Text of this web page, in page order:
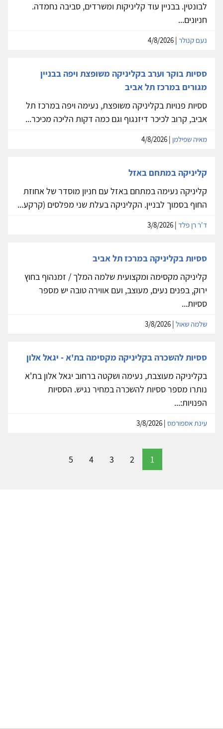
לבונטין. בבניין עוד קליניקות ומשרדים, סביבה נחמדה.
חניונים...
נעם קנולר
ססיות בוקר וערב בקליניקה משופצת ויפה בבניין
מגורים במרכז תל אביב
ססיות פנויות בקליניקה משופצת, נעימה ויפה במרכז תל
אביב, קרוב לכיכר דיזנגוף וגם כמה דקות הליכה מכיכר...
מאיה שפילמן
קליניקה במתחם באזל
קליניקה נעימה במתחם באזל עם חניון מוסדר של אחוזת
החוף בסמוך לבניין. הקליניקה בעלת שני מפלסים (קרקע...
ד'ר רן פלד
ססיות בקליניקה במרכז תל אביב
קליניקה מקסימה ומקצועית שלמה המלך / זמנהוף בחוץ
ירוק, בפנים נעים, מעוצב, ועם אווירה טובה יש מספר
ססיות...
שלמה שאול
ססיות להשכרה בקליניקה מקסימה בת'א - יגאל אלון
בקליניקה מעוצבת, נעימה ושקטה ברחוב יגאל אלון בת'א
נותרו מספר ססיות להשכרה במחיר נגיש. הססיות
הפנויות:...
עינת אספורמס
1
2
3
4
5